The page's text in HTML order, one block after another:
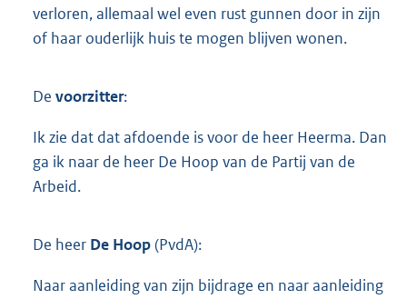
verloren, allemaal wel even rust gunnen door in zijn
of haar ouderlijk huis te mogen blijven wonen.
De voorzitter:
Ik zie dat dat afdoende is voor de heer Heerma. Dan
ga ik naar de heer De Hoop van de Partij van de
Arbeid.
De heer De Hoop(PvdA):
Naar aanleiding van zijn bijdrage en naar aanleiding